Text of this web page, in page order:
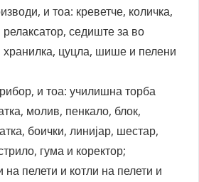
и тоа: креветче, количка,
седиште за во
хранилка, цуцла, шише и пелени
и тоа: училишна торба
молив, пенкало, блок,
боички, линијар, шестар,
гума и коректор;
на пелети и котли на пелети и